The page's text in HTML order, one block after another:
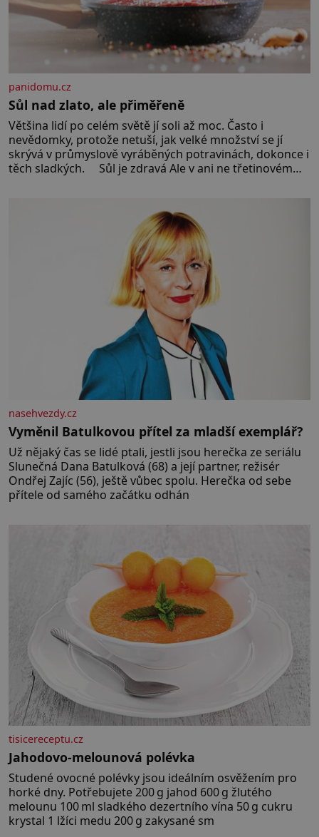
panidomu.cz
Sůl nad zlato, ale přiměřeně
Většina lidí po celém světě jí soli až moc. Často i
nevědomky, protože netuší, jak velké množství se jí
skrývá v průmyslově vyráběných potravinách, dokonce i
těch sladkých. Sůl je zdravá Ale v ani ne třetinovém
nasehvezdy.cz
Vyměnil Batulkovou přítel za mladší exemplář?
Už nějaký čas se lidé ptali, jestli jsou herečka ze seriálu
Slunečná Dana Batulková (68) a její partner, režisér
Ondřej Zajíc (56), ještě vůbec spolu. Herečka od sebe
přítele od samého začátku odhán
tisicereceptu.cz
Jahodovo-melounová polévka
Studené ovocné polévky jsou ideálním osvěžením pro
horké dny. Potřebujete 200 g jahod 600 g žlutého
melounu 100 ml sladkého dezertního vína 50 g cukru
krystal 1 lžíci medu 200 g zakysané sm